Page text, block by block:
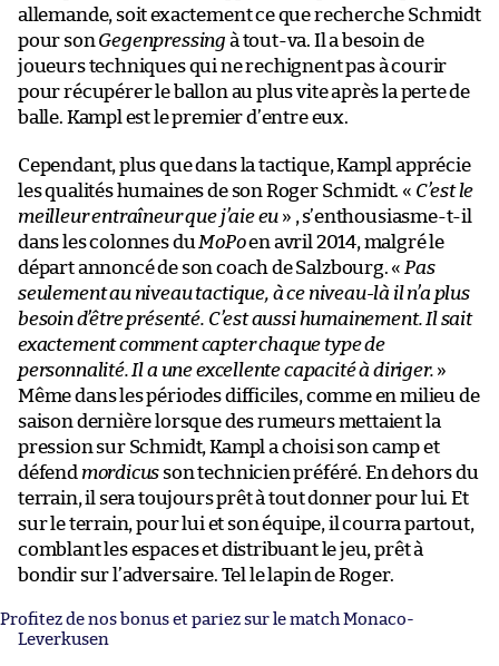
allemande, soit exactement ce que recherche Schmidt
pour son Gegenpressing à tout-va. Il a besoin de
joueurs techniques qui ne rechignent pas à courir
pour récupérer le ballon au plus vite après la perte de
balle. Kampl est le premier d’entre eux.
Cependant, plus que dans la tactique, Kampl apprécie
les qualités humaines de son Roger Schmidt. « C’est le
meilleur entraîneur que j’aie eu » , s’enthousiasme-t-il
dans les colonnes du MoPoen avril 2014, malgré le
départ annoncé de son coach de Salzbourg. « Pas
seulement au niveau tactique, à ce niveau-là il n’a plus
besoin d’être présenté. C’est aussi humainement. Il sait
exactement comment capter chaque type de
personnalité. Il a une excellente capacité à diriger. »
Même dans les périodes difficiles, comme en milieu de
saison dernière lorsque des rumeurs mettaient la
pression sur Schmidt, Kampl a choisi son camp et
défend mordicus son technicien préféré. En dehors du
terrain, il sera toujours prêt à tout donner pour lui. Et
sur le terrain, pour lui et son équipe, il courra partout,
comblant les espaces et distribuant le jeu, prêt à
bondir sur l’adversaire. Tel le lapin de Roger.
Profitez de nos bonus et pariez sur le match Monaco-
Leverkusen